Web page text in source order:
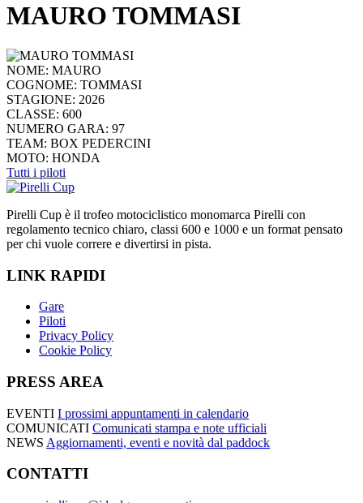
MAURO TOMMASI
NOME: MAURO
COGNOME: TOMMASI
STAGIONE: 2026
CLASSE: 600
NUMERO GARA: 97
TEAM: BOX PEDERCINI
MOTO: HONDA
Tutti i piloti
Pirelli Cup è il trofeo motociclistico monomarca Pirelli con
regolamento tecnico chiaro, classi 600 e 1000 e un format pensato
per chi vuole correre e divertirsi in pista.
LINK RAPIDI
Gare
Piloti
Privacy Policy
Cookie Policy
PRESS AREA
EVENTI I prossimi appuntamenti in calendario
COMUNICATI Comunicati stampa e note ufficiali
NEWS Aggiornamenti, eventi e novità dal paddock
CONTATTI